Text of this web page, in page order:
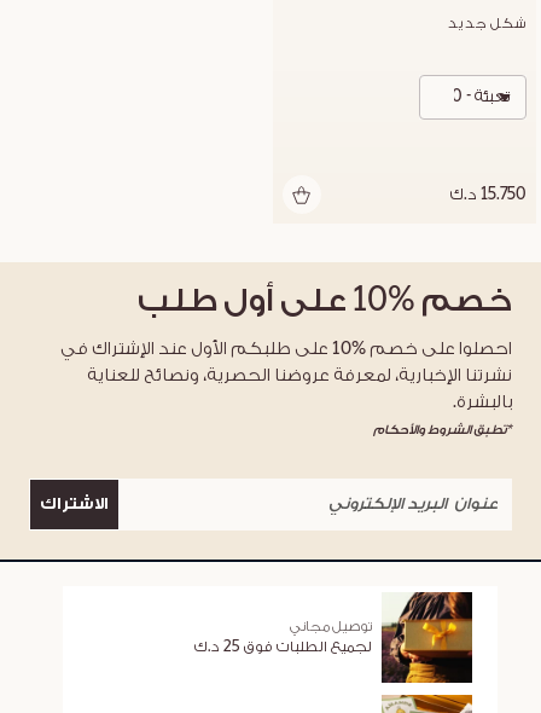
شكل جديد
تعبئة - 200 مل
15.750 د.ك
خصم %10 على أول طلب
احصلوا على خصم %10 على طلبكم الأول عند الإشتراك في
نشرتنا الإخبارية، لمعرفة عروضنا الحصرية، ونصائح للعناية
بالبشرة.
*تطبق الشروط والأحكام
الاشتراك
توصيل مجاني
لجميع الطلبات فوق 25 د.ك